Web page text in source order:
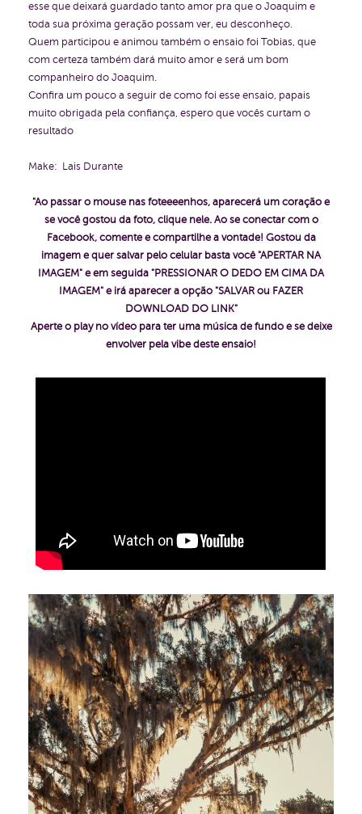
esse que deixará guardado tanto amor pra que o Joaquim e
toda sua próxima geração possam ver, eu desconheço.
Quem participou e animou também o ensaio foi Tobias, que
com certeza também dará muito amor e será um bom
companheiro do Joaquim.
Confira um pouco a seguir de como foi esse ensaio, papais
muito obrigada pela confiança, espero que vocês curtam o
resultado
Make: Lais Durante
"Ao passar o mouse nas foteeeenhos, aparecerá um coração e
se você gostou da foto, clique nele. Ao se conectar com o
Facebook, comente e compartilhe a vontade! Gostou da
imagem e quer salvar pelo celular basta você "APERTAR NA
IMAGEM" e em seguida "PRESSIONAR O DEDO EM CIMA DA
IMAGEM" e irá aparecer a opção "SALVAR ou FAZER
DOWNLOAD DO LINK"
Aperte o play no vídeo para ter uma música de fundo e se deixe
envolver pela vibe deste ensaio!